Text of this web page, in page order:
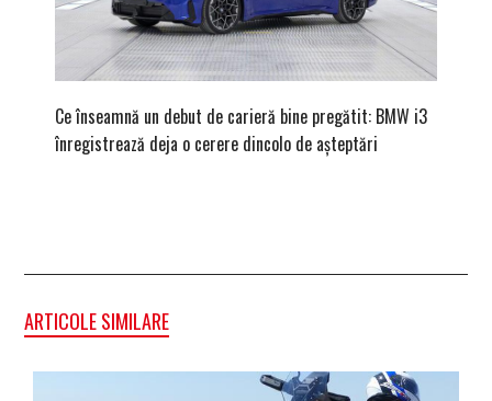
Ce înseamnă un debut de carieră bine pregătit: BMW i3
înregistrează deja o cerere dincolo de așteptări
ARTICOLE SIMILARE